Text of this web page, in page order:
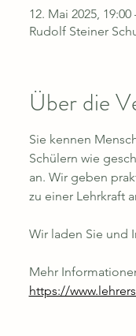
12. Mai 2025, 19:00
Rudolf Steiner
Über die
Sie kennen
Schülern wie
an. Wir geben
zu einer Lehrkraft
Wir laden Sie und
Mehr
https://